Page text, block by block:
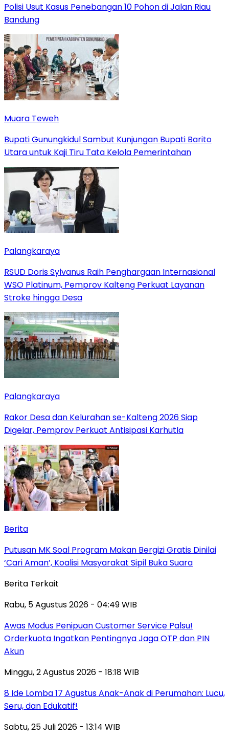
Polisi Usut Kasus Penebangan 10 Pohon di Jalan Riau
Bandung
Muara Teweh
Bupati Gunungkidul Sambut Kunjungan Bupati Barito
Utara untuk Kaji Tiru Tata Kelola Pemerintahan
Palangkaraya
RSUD Doris Sylvanus Raih Penghargaan Internasional
WSO Platinum, Pemprov Kalteng Perkuat Layanan
Stroke hingga Desa
Palangkaraya
Rakor Desa dan Kelurahan se-Kalteng 2026 Siap
Digelar, Pemprov Perkuat Antisipasi Karhutla
Berita
Putusan MK Soal Program Makan Bergizi Gratis Dinilai
‘Cari Aman’, Koalisi Masyarakat Sipil Buka Suara
Berita Terkait
Rabu, 5 Agustus 2026 - 04:49 WIB
Awas Modus Penipuan Customer Service Palsu!
Orderkuota Ingatkan Pentingnya Jaga OTP dan PIN
Akun
Minggu, 2 Agustus 2026 - 18:18 WIB
8 Ide Lomba 17 Agustus Anak-Anak di Perumahan: Lucu,
Seru, dan Edukatif!
Sabtu, 25 Juli 2026 - 13:14 WIB